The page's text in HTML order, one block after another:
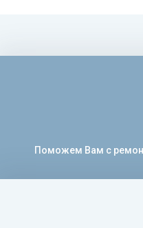
Поможем Вам с